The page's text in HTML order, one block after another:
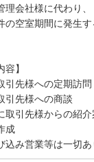
理会社様に代わり、
の空室期間に発生
容】
引先様への定期訪問
引先様への商談
引先様からの紹介
成
み営業等は一切あ